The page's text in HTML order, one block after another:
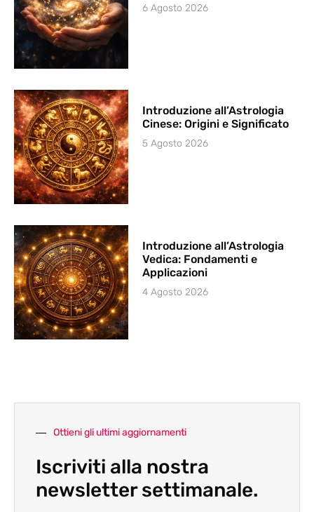
6 Agosto 2026
Introduzione all’Astrologia
Cinese: Origini e Significato
5 Agosto 2026
Introduzione all’Astrologia
Vedica: Fondamenti e
Applicazioni
4 Agosto 2026
Ottieni gli ultimi aggiornamenti
Iscriviti alla nostra
newsletter settimanale.